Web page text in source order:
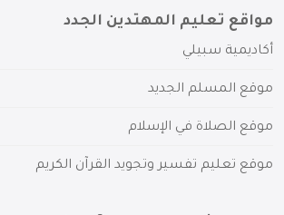
مواقع تعليم المهتدين الجدد
أكاديمية سبيلي
موقع المسلم الجديد
موقع الصلاة في الإسلام
موقع تعليم تفسير وتجويد القرآن الكريم